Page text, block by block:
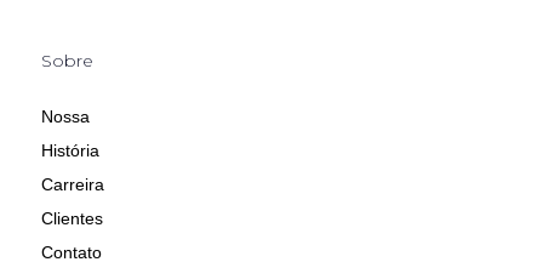
Sobre
Nossa
História
Carreira
Clientes
Contato